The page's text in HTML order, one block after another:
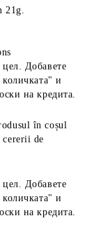
21g.
Добавете
и
на кредита.
în coșul
cererii de
Добавете
и
на кредита.